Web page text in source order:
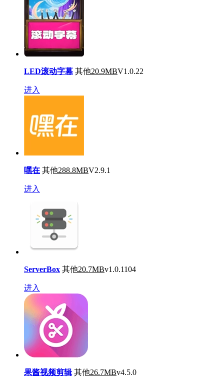
LED滚动字幕 其他20.9MBV1.0.22
进入
嘿在 其他288.8MBV2.9.1
进入
ServerBox 其他20.7MBv1.0.1104
进入
果酱视频剪辑 其他26.7MBv4.5.0